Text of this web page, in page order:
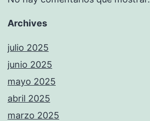
Archives
julio 2025
junio 2025
mayo 2025
abril 2025
marzo 2025